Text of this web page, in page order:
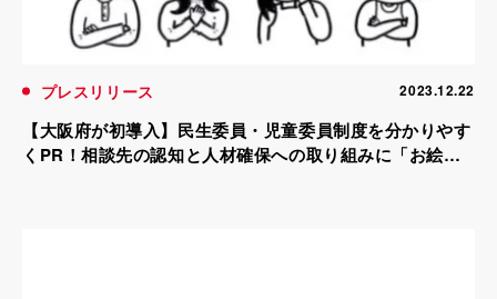
プレスリリース 2023.12.22
【大阪府が初導入】民生委員・児童委員制度を分かりやす
くPR！相談先の認知と人材確保への取り組みに「お絵か